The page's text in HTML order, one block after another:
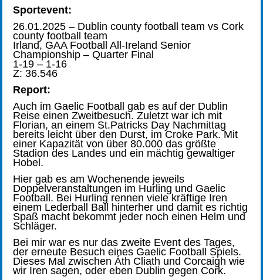
Sportevent:
26.01.2025 – Dublin county football team vs Cork
county football team
Irland, GAA Football All-Ireland Senior
Championship – Quarter Final
1-19 – 1-16
Z: 36.546
Report:
Auch im Gaelic Football gab es auf der Dublin
Reise einen Zweitbesuch. Zuletzt war ich mit
Florian, an einem St.Patricks Day Nachmittag
bereits leicht über den Durst, im Croke Park. Mit
einer Kapazität von über 80.000 das größte
Stadion des Landes und ein mächtig gewaltiger
Hobel.
Hier gab es am Wochenende jeweils
Doppelveranstaltungen im Hurling und Gaelic
Football. Bei Hurling rennen viele kräftige Iren
einem Lederball Ball hinterher und damit es richtig
Spaß macht bekommt jeder noch einen Helm und
Schläger.
Bei mir war es nur das zweite Event des Tages,
der erneute Besuch eines Gaelic Football Spiels.
Dieses Mal zwischen Áth Cliath und Corcaigh wie
wir Iren sagen, oder eben Dublin gegen Cork.